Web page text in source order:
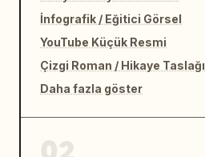
İnfografik / Eğitici Görsel
YouTube Küçük Resmi
Çizgi Roman / Hikaye Taslağı
Daha fazla göster